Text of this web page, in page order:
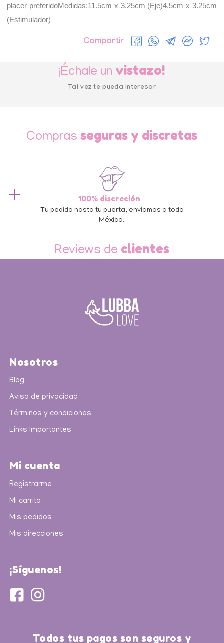
placer preferidoMedidas:11.5cm x 3.25cm (Eje)4.5cm x 3.25cm
(Estimulador)
Compartir
¡Échale un vistazo!
Tal vez te pueda interesar
Compras seguras y discretas
100% discreción
Tu pedido hasta tu puerta, enviamos a todo
México.
Reviews de clientes
Nosotros
Blog
Aviso de privacidad
Términos y condiciones
Links Importantes
Mi cuenta
Registrarme
Mi carrito
Mis pedidos
Mis direcciones
¡Síguenos!
Todos tus pagos son seguros y